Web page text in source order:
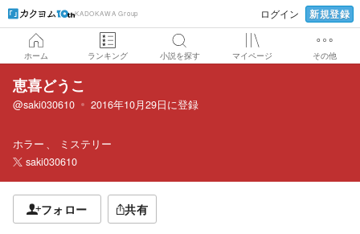
KADOKAWA Group ログイン 新規登録
ホーム ランキング 小説を探す マイページ その他
恵喜どうこ
@saki030610 2016年10月29日に登録
ホラー
ミステリー
saki030610
フォロー 共有